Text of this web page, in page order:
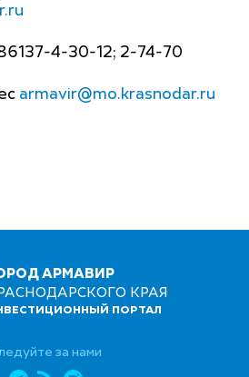
4-30-12; 2-74-70
armavir@mo.krasnodar.ru
АРМАВИР
КРАЯ
ПОРТАЛ
за нами